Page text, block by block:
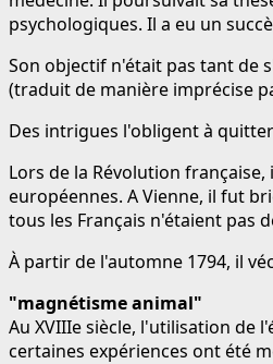
psychologiques. Il a eu un
Son objectif n'était pas tant de
(traduit de manière imprécise
Des intrigues l'obligent à
Lors de la Révolution
européennes. A Vienne, il fut
tous les Français n'étaient pas
À partir de l'automne 1794, il
"magnétisme animal"
Au XVIIIe siècle, l'utilisation de
certaines expériences ont été